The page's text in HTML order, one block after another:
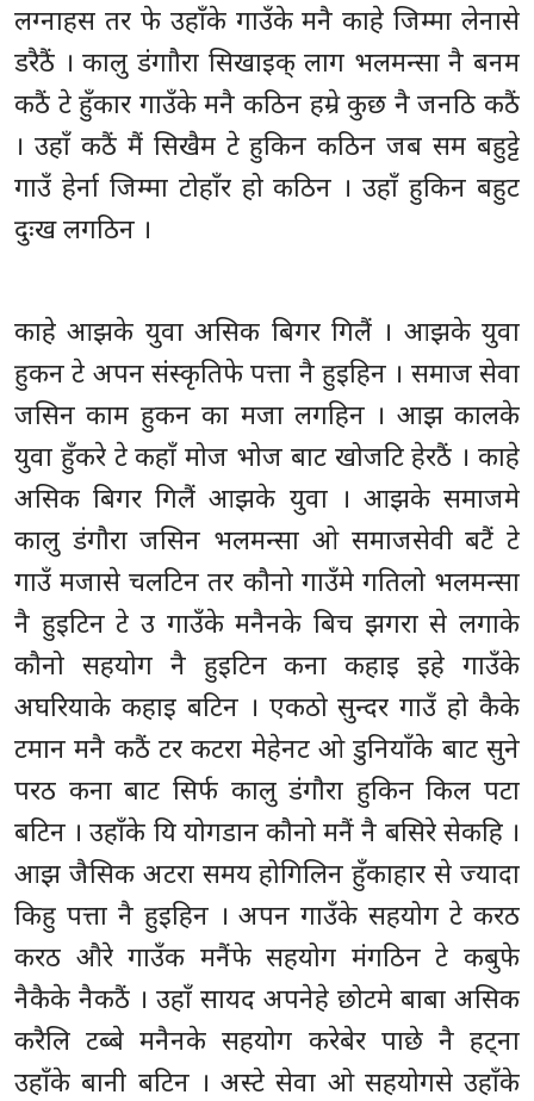
लग्नाहस तर फे उहाँके गाउँके मनै काहे जिम्मा लेनासे
डरैठैं । कालु डंगाौरा सिखाइक् लाग भलमन्सा नै बनम
कठैं टे हुँकार गाउँके मनै कठिन हम्रे कुछ नै जनठि कठैं
। उहाँ कठैं मैं सिखैम टे हुकिन कठिन जब सम बहुट्टे
गाउँ हेर्ना जिम्मा टोहाँर हो कठिन । उहाँ हुकिन बहुट
दुःख लगठिन ।
काहे आझके युवा असिक बिगर गिलैं । आझके युवा
हुकन टे अपन संस्कृतिफे पत्ता नै हुइहिन । समाज सेवा
जसिन काम हुकन का मजा लगहिन । आझ कालके
युवा हुँकरे टे कहाँ मोज भोज बाट खोजटि हेरठैं । काहे
असिक बिगर गिलैं आझके युवा । आझके समाजमे
कालु डंगौरा जसिन भलमन्सा ओ समाजसेवी बटैं टे
गाउँ मजासे चलटिन तर कौनो गाउँमे गतिलो भलमन्सा
नै हुइटिन टे उ गाउँके मनैनके बिच झगरा से लगाके
कौनो सहयोग नै हुइटिन कना कहाइ इहे गाउँके
अघरियाके कहाइ बटिन । एकठो सुन्दर गाउँ हो कैके
टमान मनै कठैं टर कटरा मेहेनट ओ डुनियाँके बाट सुने
परठ कना बाट सिर्फ कालु डंगौरा हुकिन किल पटा
बटिन । उहाँके यि योगडान कौनो मनैं नै बसिरे सेकहि ।
आझ जैसिक अटरा समय होगिलिन हुँकाहार से ज्यादा
किहु पत्ता नै हुइहिन । अपन गाउँके सहयोग टे करठ
करठ औरे गाउँक मनैंफे सहयोग मंगठिन टे कबुफे
नैकैके नैकठैं । उहाँ सायद अपनेहे छोटमे बाबा असिक
करैलि टब्बे मनैनके सहयोग करेबेर पाछे नै हट्ना
उहाँके बानी बटिन । अस्टे सेवा ओ सहयोगसे उहाँके